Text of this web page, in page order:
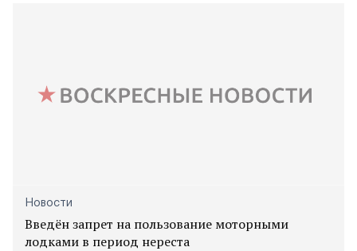
Новости
Введён запрет на пользование моторными
лодками в период нереста